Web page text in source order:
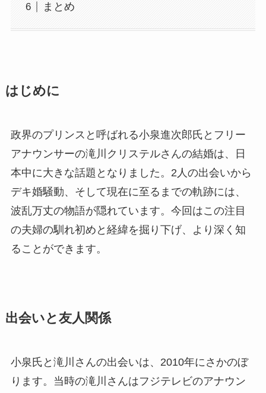
まとめ
はじめに
政界のプリンスと呼ばれる小泉進次郎氏とフリー
アナウンサーの滝川クリステルさんの結婚は、日
本中に大きな話題となりました。2人の出会いから
デキ婚騒動、そして現在に至るまでの軌跡には、
波乱万丈の物語が隠れています。今回はこの注目
の夫婦の馴れ初めと経緯を掘り下げ、より深く知
ることができます。
出会いと友人関係
小泉氏と滝川さんの出会いは、2010年にさかのぼ
ります。当時の滝川さんはフジテレビのアナウン